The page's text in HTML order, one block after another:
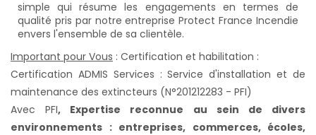
Important pour Vous : Certification et habilitation :
Certification ADMIS Services : Service d'installation et de
maintenance des extincteurs (N°201212283 - PFI)
Avec PFI, Expertise reconnue au sein de divers
environnements : entreprises, commerces, écoles,